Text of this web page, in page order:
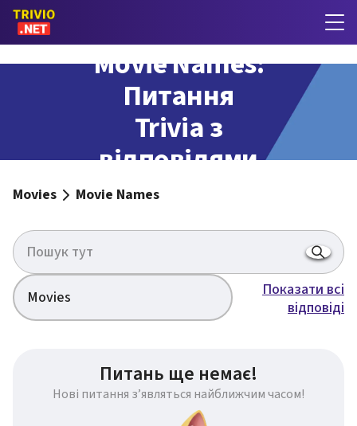
Movie Names:
Питання
Trivia з
відповідями
Movies Movie Names
Movies
Показати всі
відповіді
Питань ще немає!
Нові питання з’являться найближчим часом!